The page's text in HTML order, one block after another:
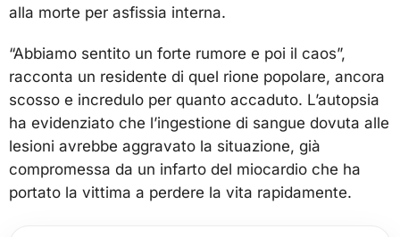
alla morte per asfissia interna.
“Abbiamo sentito un forte rumore e poi il caos”,
racconta un residente di quel rione popolare, ancora
scosso e incredulo per quanto accaduto. L’autopsia
ha evidenziato che l’ingestione di sangue dovuta alle
lesioni avrebbe aggravato la situazione, già
compromessa da un infarto del miocardio che ha
portato la vittima a perdere la vita rapidamente.